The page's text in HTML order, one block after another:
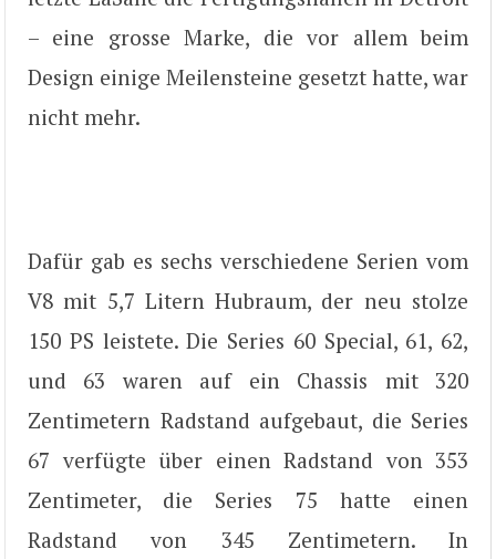
– eine grosse Marke, die vor allem beim
Design einige Meilensteine gesetzt hatte, war
nicht mehr.
Dafür gab es sechs verschiedene Serien vom
V8 mit 5,7 Litern Hubraum, der neu stolze
150 PS leistete. Die Series 60 Special, 61, 62,
und 63 waren auf ein Chassis mit 320
Zentimetern Radstand aufgebaut, die Series
67 verfügte über einen Radstand von 353
Zentimeter, die Series 75 hatte einen
Radstand von 345 Zentimetern. In